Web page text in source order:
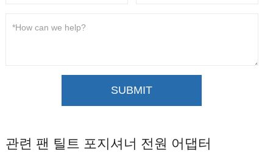
SUBMIT
관련 팬 틸트 포지셔너 전원 어댑터